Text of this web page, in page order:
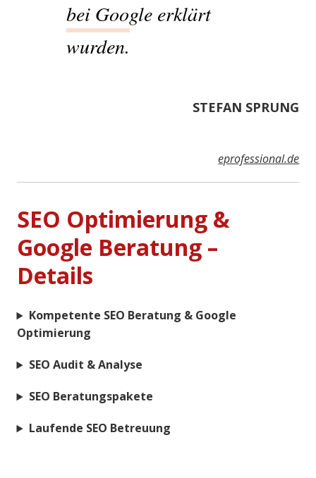
bei Google erklärt
wurden.
STEFAN SPRUNG
eprofessional.de
SEO Optimierung &
Google Beratung –
Details
Kompetente SEO Beratung & Google
Optimierung
SEO Audit & Analyse
SEO Beratungspakete
Laufende SEO Betreuung